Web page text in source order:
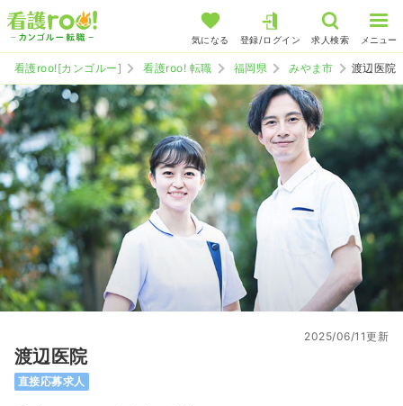
気になる 登録/ログイン 求人検索 メニュー
看護roo![カンゴルー] 看護roo! 転職 福岡県 みやま市 渡辺医院
渡辺医院
2025/06/11更新
直接応募求人